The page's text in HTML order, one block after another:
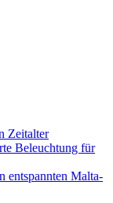
Zeitalter
Beleuchtung für
entspannten Malta-